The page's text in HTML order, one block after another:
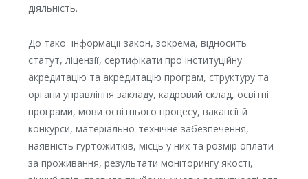
діяльність.
До такої інформації закон, зокрема, відносить
статут, ліцензії, сертифікати про інституційну
акредитацію та акредитацію програм, структуру та
органи управління закладу, кадровий склад, освітні
програми, мови освітнього процесу, вакансії й
конкурси, матеріально-технічне забезпечення,
наявність гуртожитків, місць у них та розмір оплати
за проживання, результати моніторингу якості,